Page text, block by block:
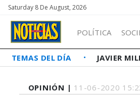
Saturday 8 De August, 2026
POLÍTICA
TEMAS DEL DÍA JAVIER
OPINIÓN | 11-06-2020